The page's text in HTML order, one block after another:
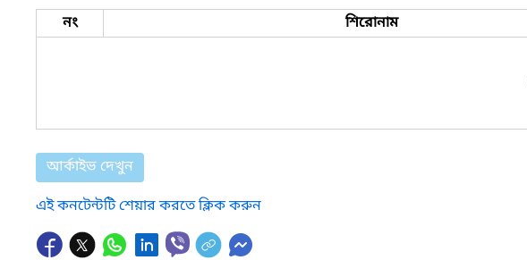
নং শিরোনাম
আর্কাইভ দেখুন
এই কনটেন্টটি শেয়ার করতে ক্লিক করুন